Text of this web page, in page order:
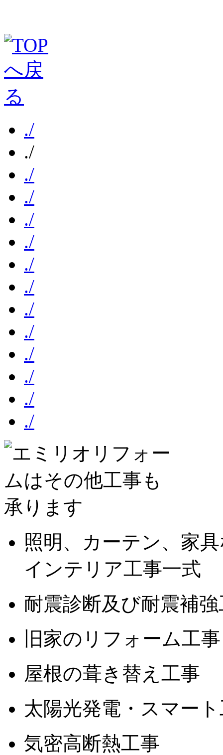
./
./
./
./
./
./
./
./
./
./
./
./
./
./
照明、カーテン、家
インテリア工事一式
耐震診断及び耐震補
旧家のリフォーム工事
屋根の葺き替え工事
太陽光発電・スマー
気密高断熱工事